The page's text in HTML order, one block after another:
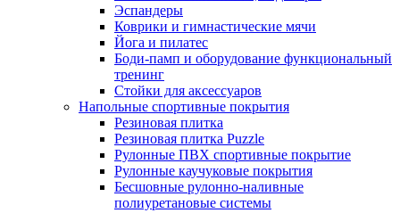
Эспандеры
Коврики и гимнастические мячи
Йога и пилатес
Боди-памп и оборудование функциональный
тренинг
Стойки для аксессуаров
Напольные спортивные покрытия
Резиновая плитка
Резиновая плитка Puzzle
Рулонные ПВХ спортивные покрытие
Рулонные каучуковые покрытия
Бесшовные рулонно-наливные
полиуретановые системы